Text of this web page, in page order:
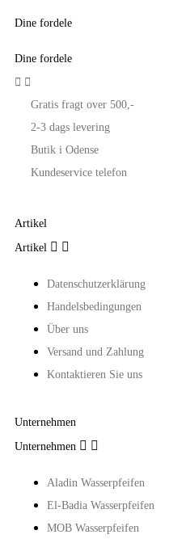
Dine fordele
Dine fordele
 
Gratis fragt over 500,-
2-3 dags levering
Butik i Odense
Kundeservice telefon
Artikel
Artikel  
Datenschutzerklärung
Handelsbedingungen
Über uns
Versand und Zahlung
Kontaktieren Sie uns
Unternehmen
Unternehmen  
Aladin Wasserpfeifen
El-Badia Wasserpfeifen
MOB Wasserpfeifen